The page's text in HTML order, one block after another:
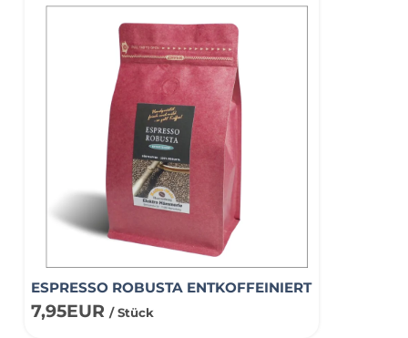
ESPRESSO ROBUSTA ENTKOFFEINIERT
7,95EUR/ Stück